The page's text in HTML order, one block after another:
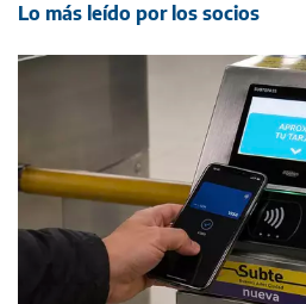
Lo más leído por los socios